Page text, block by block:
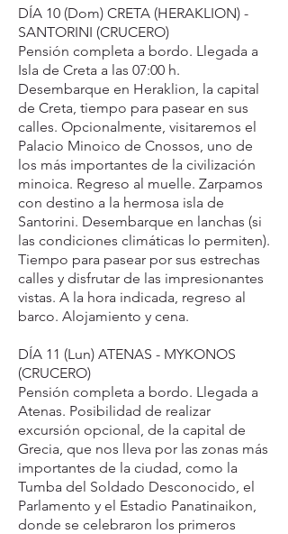
DÍA 10 (Dom) CRETA (HERAKLION) -
SANTORINI (CRUCERO)
Pensión completa a bordo. Llegada a
Isla de Creta a las 07:00 h.
Desembarque en Heraklion, la capital
de Creta, tiempo para pasear en sus
calles. Opcionalmente, visitaremos el
Palacio Minoico de Cnossos, uno de
los más importantes de la civilización
minoica. Regreso al muelle. Zarpamos
con destino a la hermosa isla de
Santorini. Desembarque en lanchas (si
las condiciones climáticas lo permiten).
Tiempo para pasear por sus estrechas
calles y disfrutar de las impresionantes
vistas. A la hora indicada, regreso al
barco. Alojamiento y cena.
DÍA 11 (Lun) ATENAS - MYKONOS
(CRUCERO)
Pensión completa a bordo. Llegada a
Atenas. Posibilidad de realizar
excursión opcional, de la capital de
Grecia, que nos lleva por las zonas más
importantes de la ciudad, como la
Tumba del Soldado Desconocido, el
Parlamento y el Estadio Panatinaikon,
donde se celebraron los primeros